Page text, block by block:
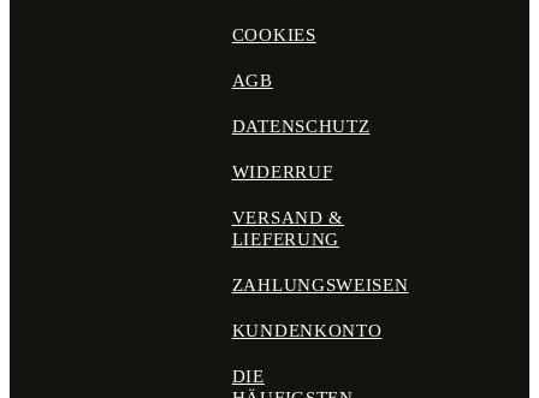
COOKIES
AGB
DATENSCHUTZ
WIDERRUF
VERSAND &
LIEFERUNG
ZAHLUNGSWEISEN
KUNDENKONTO
DIE